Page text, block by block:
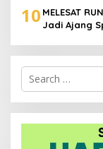
10 MELESAT
Jadi Ajang
Search
for: